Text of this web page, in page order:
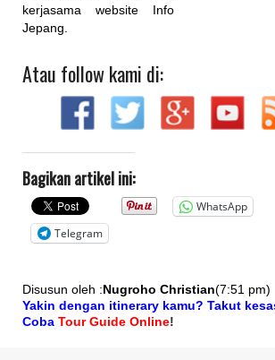
kerjasama website Info
Jepang.
Atau follow kami di:
Bagikan artikel ini:
WhatsApp
Telegram
Disusun oleh :Nugroho Christian(7:51 pm)
Yakin dengan itinerary kamu? Takut
Coba Tour Guide Online!